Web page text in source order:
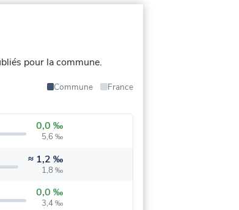
pour la commune.
Commune
France
0,0 ‰
5,6 ‰
≈ 1,2 ‰
1,8 ‰
0,0 ‰
3,4 ‰